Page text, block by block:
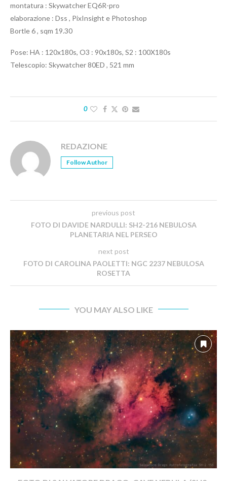
montatura : Skywatcher EQ6R-pro
elaborazione : Dss , PixInsight e Photoshop
Bortle 6 , sqm 19.30
Pose: HA : 120x180s, O3 : 90x180s, S2 : 100X180s
Telescopio: Skywatcher 80ED , 521 mm
0
REDAZIONE
Follow Author
previous post
FOTO DI DAVIDE NARDULLI: SH2-216 NEBULOSA
PLANETARIA NEL PERSEO
next post
FOTO DI CAROLINA PAOLETTI: NGC 2237 NEBULOSA
ROSETTA
YOU MAY ALSO LIKE